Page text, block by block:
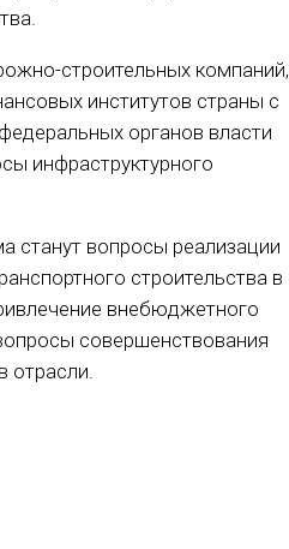
строительных компаний,
институтов страны с
органов власти
инфраструктурного
вопросы реализации
строительства в
внебюджетного
совершенствования
отрасли.